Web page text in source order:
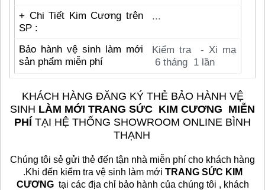
+ Chi Tiết Kim Cương trên
SP :
...
Bảo hành vệ sinh làm mới
sản phẩm miễn phí
Kiểm tra - Xi mạ
6 tháng 1 lần
KHÁCH HÀNG ĐĂNG KÝ THẺ BẢO HÀNH VỆ
SINH LÀM MỚI TRANG SỨC KIM CƯƠNG MIỄN
PHÍ TẠI HỆ THỐNG SHOWROOM ONLINE BÌNH
THẠNH
Chúng tôi sẻ gửi thẻ đến tận nhà miễn phí cho khách hàng
.Khi đến kiểm tra vệ sinh làm mới TRANG SỨC KIM
CƯƠNG tại các địa chỉ bảo hành của chúng tôi , khách